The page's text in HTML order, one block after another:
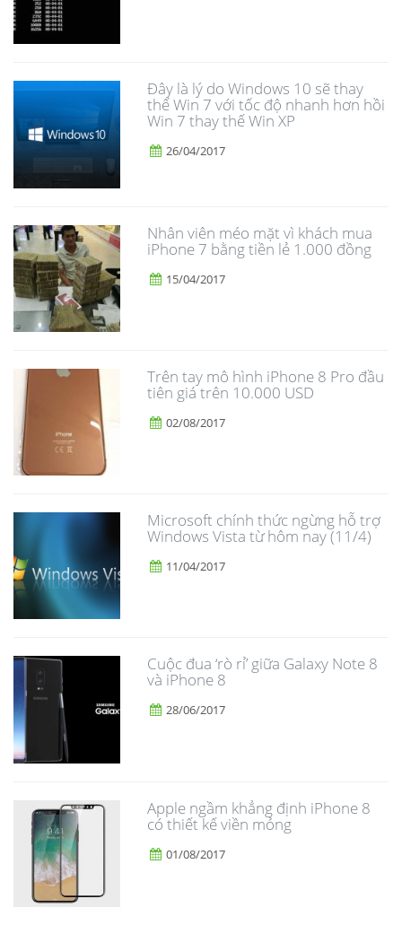
Đây là lý do Windows 10 sẽ thay
thế Win 7 với tốc độ nhanh hơn hồi
Win 7 thay thế Win XP
26/04/2017
Nhân viên méo mặt vì khách mua
iPhone 7 bằng tiền lẻ 1.000 đồng
15/04/2017
Trên tay mô hình iPhone 8 Pro đầu
tiên giá trên 10.000 USD
02/08/2017
Microsoft chính thức ngừng hỗ trợ
Windows Vista từ hôm nay (11/4)
11/04/2017
​Cuộc đua ‘rò rỉ’ giữa Galaxy Note 8
và iPhone 8
28/06/2017
Apple ngầm khẳng định iPhone 8
có thiết kế viền mỏng
01/08/2017